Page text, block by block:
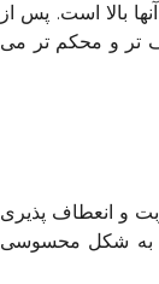
بالا است. پس از
تر و محکم تر می
و انعطاف پذیری
به شکل محسوسی